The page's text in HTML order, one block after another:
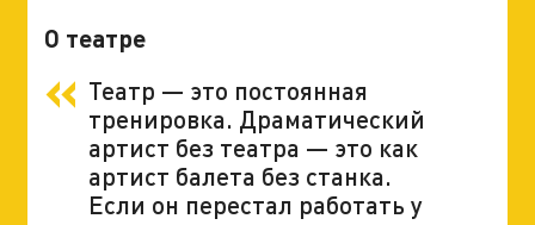
О театре
Театр — это постоянная
тренировка. Драматический
артист без театра — это как
артист балета без станка.
Если он перестал работать у